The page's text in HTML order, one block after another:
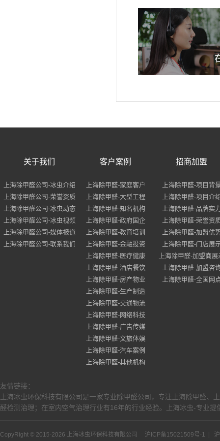
关于我们
上海除甲醛公司-冰虫介绍
上海除甲醛公司-荣誉资质
上海除甲醛公司-冰虫动态
上海除甲醛公司-冰虫视频
上海除甲醛公司-媒体报道
上海除甲醛公司-联系我们
客户案例
上海除甲醛-家庭客户
上海除甲醛-大型工程
上海除甲醛-知名机构
上海除甲醛-政府国企
上海除甲醛-教育培训
上海除甲醛-金融投资
上海除甲醛-医疗健康
上海除甲醛-酒店餐饮
上海除甲醛-房产物业
上海除甲醛-生产制造
上海除甲醛-交通物流
上海除甲醛-网络科技
上海除甲醛-广告传媒
上海除甲醛-文旅体娱
上海除甲醛-汽车案例
上海除甲醛-其他机构
招商加盟
上海除甲醛-项目背
上海除甲醛-项目介
上海除甲醛-品牌实
上海除甲醛-荣誉资
上海除甲醛-加盟优
上海除甲醛-门店展
上海除甲醛-加盟商展
上海除甲醛-加盟咨
上海除甲醛-全国网
友情链接：
上海冰虫环保科技有限公司是一家专业除甲醛公司，专注上海除甲醛
醛检测治理；在室内空气治理行业有16年的行业经验。上海冰虫-专业
CopyRight © 2015-2026 上海冰虫环保科技有限公司 沪ICP备15021509号-1